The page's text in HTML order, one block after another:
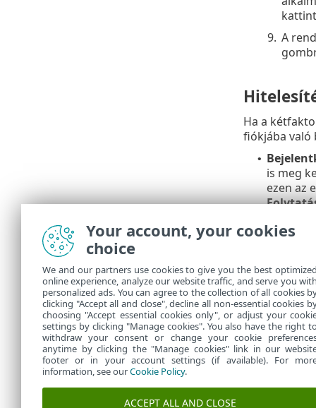
9. A
Ha a
fiókjába való
•
is meg
ezen az
A 8
Your account, your cookies
choice
We and our partners use cookies to give you the best
online experience, analyze our website traffic, and serve you
personalized ads. You can agree to the collection of all cookies
clicking "Accept all and close", decline all non-essential cookies
choosing "Accept essential cookies only", or adjust your
settings by clicking "Manage cookies". You also have the right
withdraw your consent or change your cookie
anytime by clicking the "Manage cookies" link in our
footer or in your account settings (if available). For
information, see ourCookie Policy.
ACCEPT ALL AND CLOSE